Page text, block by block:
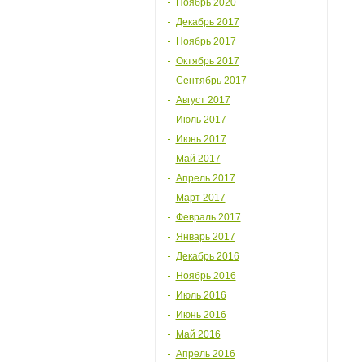
Ноябрь 2020
Декабрь 2017
Ноябрь 2017
Октябрь 2017
Сентябрь 2017
Август 2017
Июль 2017
Июнь 2017
Май 2017
Апрель 2017
Март 2017
Февраль 2017
Январь 2017
Декабрь 2016
Ноябрь 2016
Июль 2016
Июнь 2016
Май 2016
Апрель 2016